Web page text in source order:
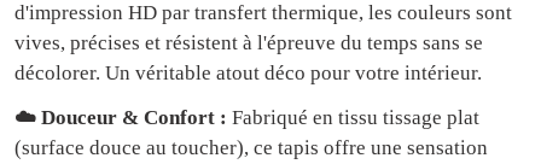
d'impression HD par transfert thermique, les couleurs sont
vives, précises et résistent à l'épreuve du temps sans se
décolorer. Un véritable atout déco pour votre intérieur.
☁️ Douceur & Confort : Fabriqué en tissu tissage plat
(surface douce au toucher), ce tapis offre une sensation